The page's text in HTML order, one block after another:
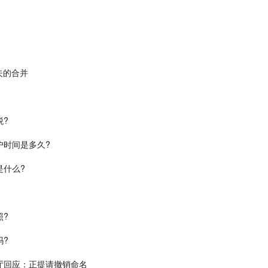
的合并
?
时间是多久?
什么?
?
?
应：正提请撤销命名